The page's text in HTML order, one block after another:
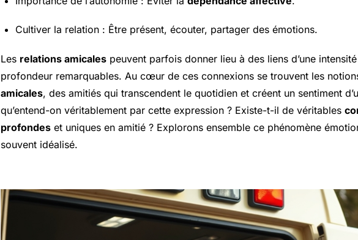
Cultiver la relation : Être présent, écouter, partager des émotions.
Les relations amicales peuvent parfois donner lieu à des liens d’une intensité
profondeur remarquables. Au cœur de ces connexions se trouvent les
amicales, des amitiés qui transcendent le quotidien et créent un sentiment
qu’entend-on véritablement par cette expression ? Existe-t-il de véritables
profondes et uniques en amitié ? Explorons ensemble ce phénomène
souvent idéalisé.